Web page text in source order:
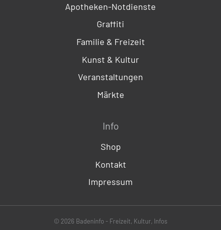
Apotheken-Notdienste
Graffiti
Familie & Freizeit
Kunst & Kultur
Veranstaltungen
Märkte
Info
Shop
Kontakt
Impressum
© 2026 Badeninfo - Freizeit, Kultur, Infos